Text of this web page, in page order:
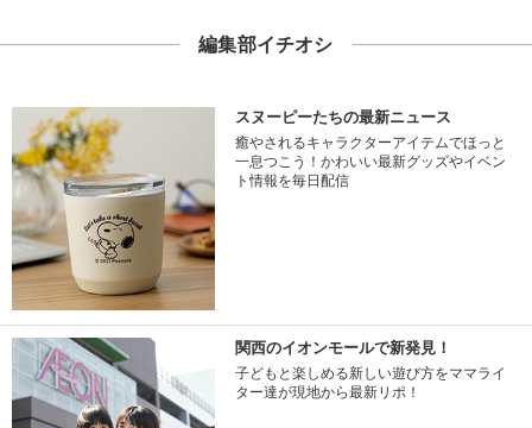
編集部イチオシ
スヌーピーたちの最新ニュース
癒やされるキャラクターアイテムでほっと
一息つこう！かわいい最新グッズやイベン
ト情報を毎日配信
関西のイオンモールで新発見！
子どもと楽しめる新しい遊び方をママライ
ター達が現地から最新リポ！